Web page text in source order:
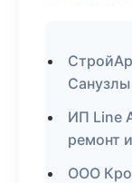
ИП Line
ремонт
ООО